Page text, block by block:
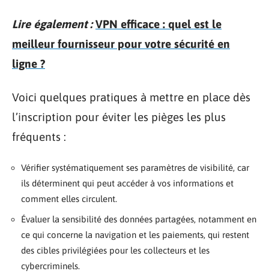
Lire également : VPN efficace : quel est le
meilleur fournisseur pour votre sécurité en
ligne ?
Voici quelques pratiques à mettre en place dès
l’inscription pour éviter les pièges les plus
fréquents :
Vérifier systématiquement ses paramètres de visibilité, car
ils déterminent qui peut accéder à vos informations et
comment elles circulent.
Évaluer la sensibilité des données partagées, notamment en
ce qui concerne la navigation et les paiements, qui restent
des cibles privilégiées pour les collecteurs et les
cybercriminels.